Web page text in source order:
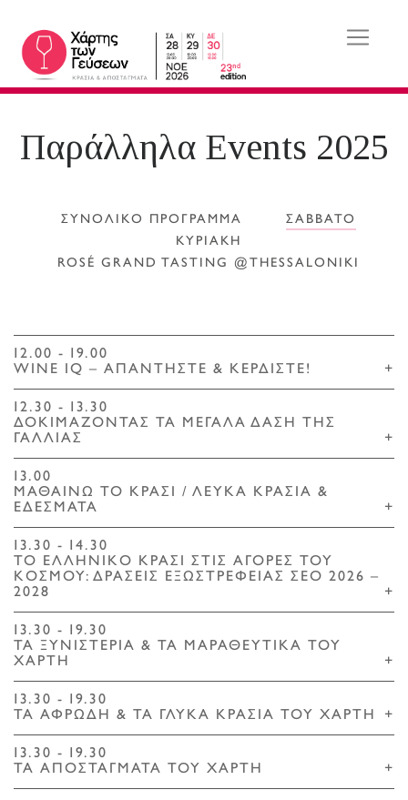
Παράλληλα Events 2025
ΣΥΝΟΛΙΚΟ ΠΡΟΓΡΑΜΜΑ
ΣΑΒΒΑΤΟ
ΚΥΡΙΑΚΗ
ROSÉ GRAND TASTING @THESSALONIKI
12.00 - 19.00
WINE IQ – ΑΠΑΝΤΗΣΤΕ & ΚΕΡΔΙΣΤΕ!
+
12.30 - 13.30
ΔΟΚΙΜΑΖΟΝΤΑΣ ΤΑ ΜΕΓΑΛΑ ΔΑΣΗ ΤΗΣ
ΓΑΛΛΙΑΣ
+
13.00
ΜΑΘΑΙΝΩ ΤΟ ΚΡΑΣΙ / ΛΕΥΚΑ ΚΡΑΣΙΑ &
ΕΔΕΣΜΑΤΑ
+
13.30 - 14.30
ΤΟ ΕΛΛΗΝΙΚΟ ΚΡΑΣΙ ΣΤΙΣ ΑΓΟΡΕΣ ΤΟΥ
ΚΟΣΜΟΥ: ΔΡΑΣΕΙΣ ΕΞΩΣΤΡΕΦΕΙΑΣ ΣΕΟ 2026 –
2028
+
13.30 - 19.30
ΤΑ ΞΥΝΙΣΤΕΡΙΑ & ΤΑ ΜΑΡΑΘΕΥΤΙΚΑ ΤΟΥ
ΧΑΡΤΗ
+
13.30 - 19.30
ΤΑ ΑΦΡΩΔΗ & ΤΑ ΓΛΥΚΑ ΚΡΑΣΙΑ ΤΟΥ ΧΑΡΤΗ
+
13.30 - 19.30
ΤΑ ΑΠΟΣΤΑΓΜΑΤΑ ΤΟΥ ΧΑΡΤΗ
+